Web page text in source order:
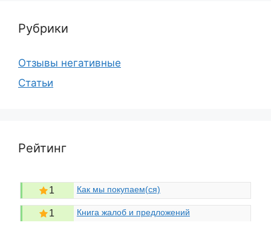
Рубрики
Отзывы негативные
Статьи
Рейтинг
1 Как мы покупаем(ся)
1 Книга жалоб и предложений